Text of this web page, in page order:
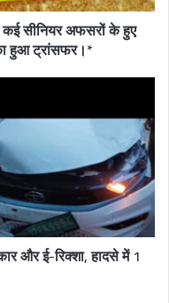
कई सीनियर अफसरों के हुए
हुआ ट्रांसफर।*
और ई-रिक्शा, हादसे में 1